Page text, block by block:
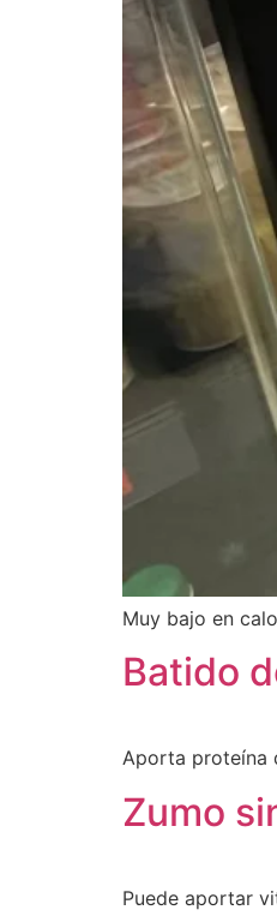
Muy bajo en
Batido
Aporta proteína
Zumo
Puede aportar